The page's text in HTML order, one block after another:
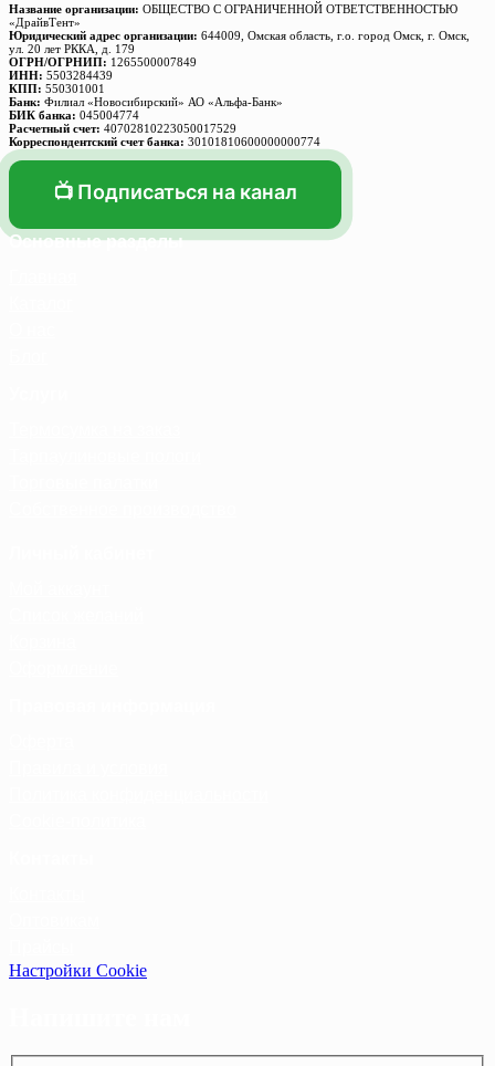
Название организации: ОБЩЕСТВО С ОГРАНИЧЕННОЙ ОТВЕТСТВЕННОСТЬЮ
«ДрайвТент»
Юридический адрес организации: 644009, Омская область, г.о. город Омск, г. Омск,
ул. 20 лет РККА, д. 179
ОГРН/ОГРНИП: 1265500007849
ИНН: 5503284439
КПП: 550301001
Банк: Филиал «Новосибирский» АО «Альфа-Банк»
БИК банка: 045004774
Расчетный счет: 40702810223050017529
Корреспондентский счет банка: 30101810600000000774
📺 Подписаться на канал
Основные разделы
Настройки Cookie